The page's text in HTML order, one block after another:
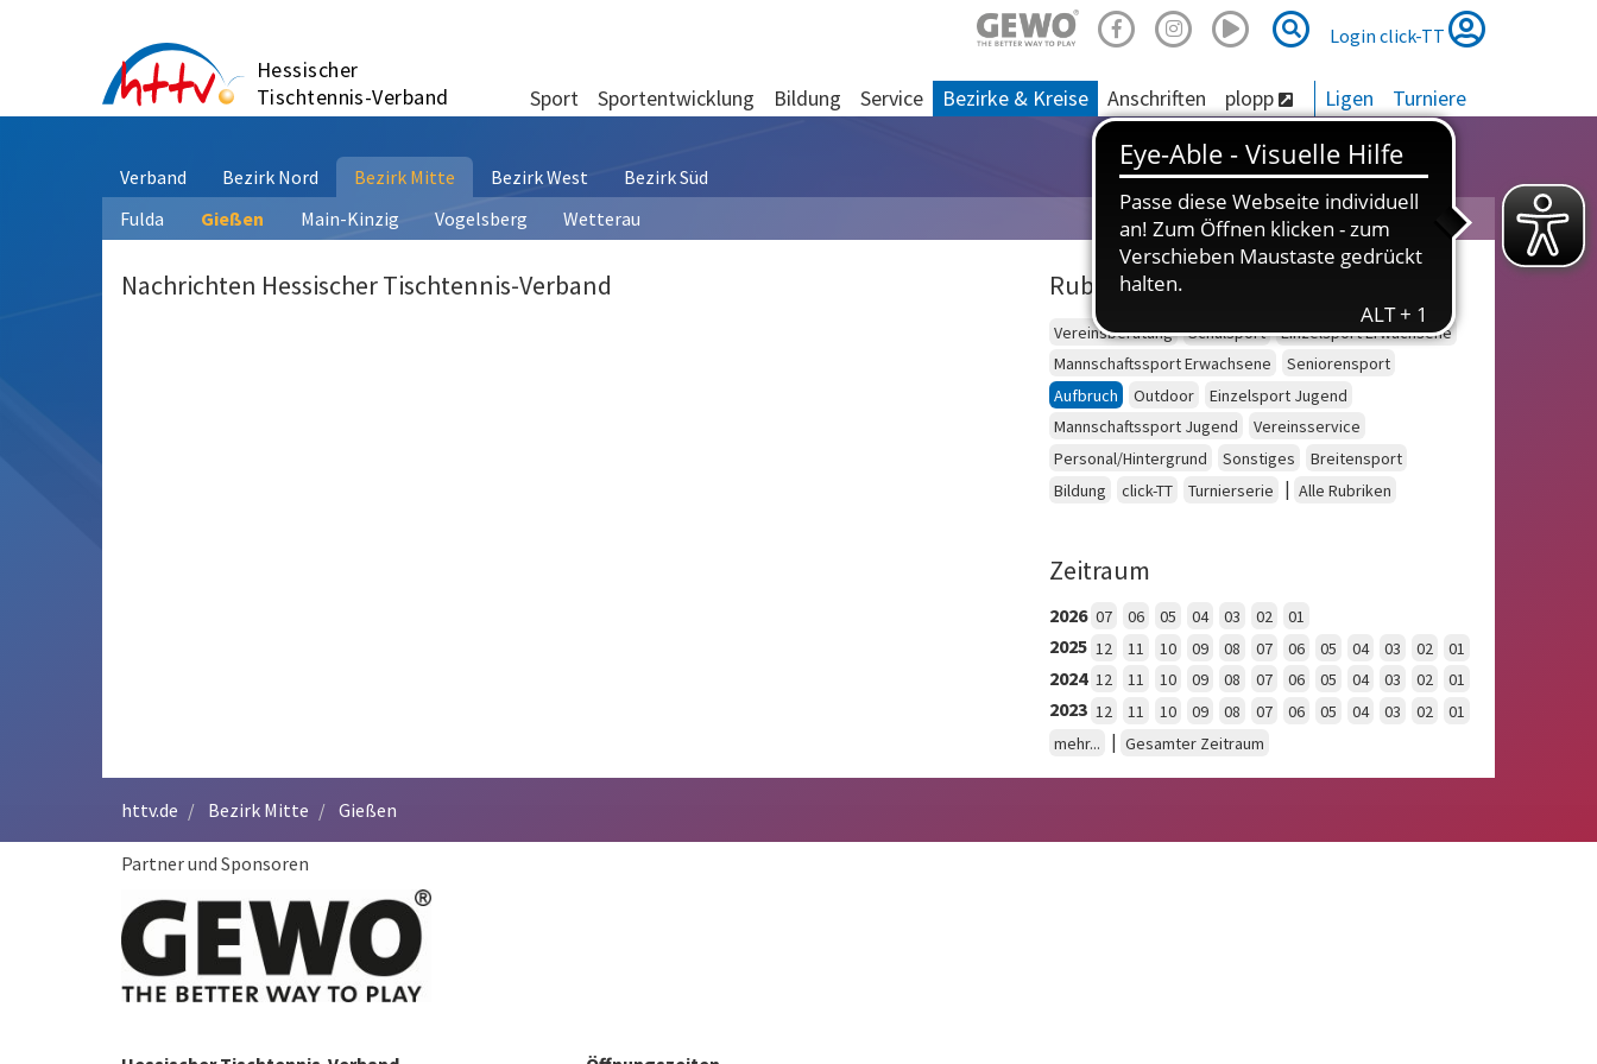
Hessischer
Tischtennis-Verband
Suche
Suche
Login click-TT
Sport Sportentwicklung Bildung Service Bezirke & Kreise Anschriften plopp Ligen Turniere
Verband Bezirk Nord Bezirk Mitte Bezirk West
Bezirk Süd
Fulda
Gießen Main-Kinzig Vogelsberg Wetterau
Nachrichten Hessischer Tischtennis-Verband Rubriken
Vereinsberatung Schulsport
Einzelsport Erwachsene
Mannschaftssport Erwachsene
Seniorensport
Aufbruch
Outdoor
Einzelsport Jugend
Mannschaftssport Jugend
Vereinsservice
Personal/Hintergrund
Sonstiges
Breitensport
Bildung
click-TT Turnierserie | Alle Rubriken
Zeitraum
2026 07 06 05 04 03 02 01
2025 12 11 10 09 08 07 06 05 04 03 02 01
2024 12 11 10 09 08 07 06 05 04 03 02 01
2023 12 11 10 09 08 07 06 05 04 03 02
01
mehr...
| Gesamter Zeitraum
httv.de Bezirk Mitte Gießen
Partner und Sponsoren